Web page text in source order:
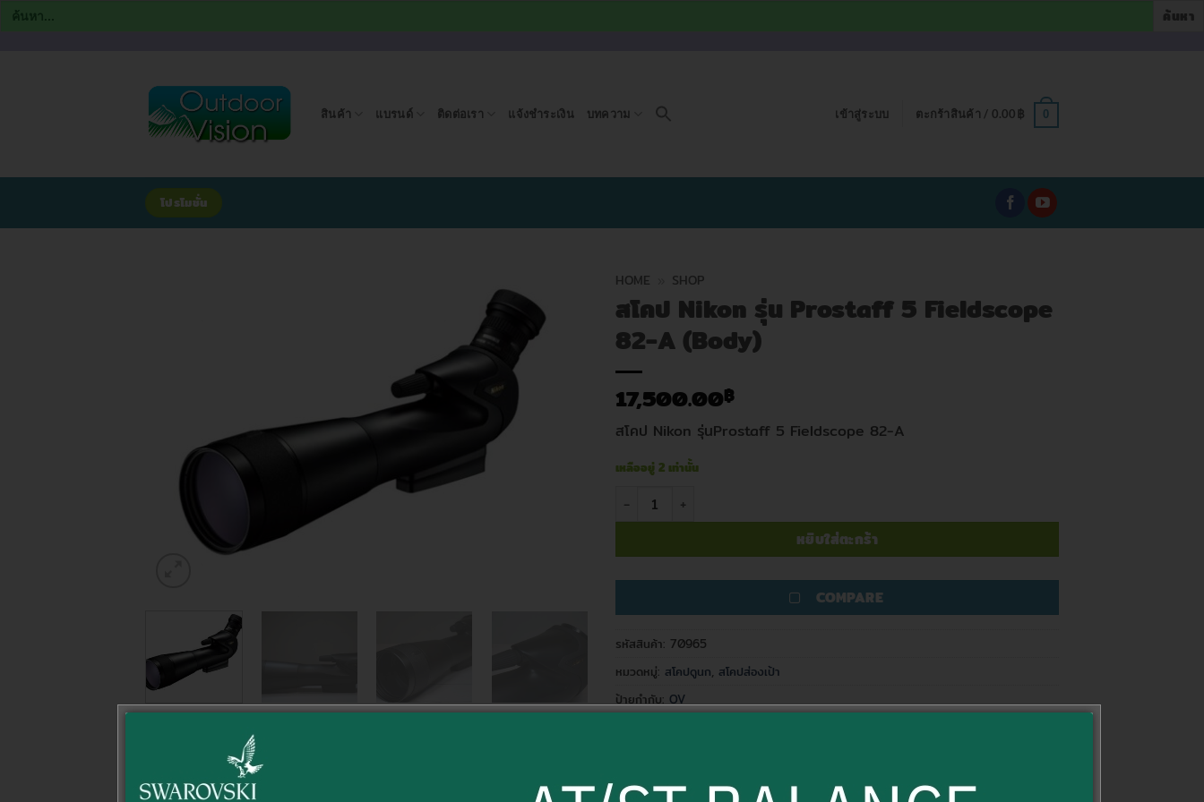
Search
for:
สินค้า แบรนด์ ติดต่อเรา แจ้งชำระเงิน บทความ เข้าสู่ระบบ ตะกร้าสินค้า / 0.00 ฿ 0
โปรโมชั่น
HOME SHOP
สโคป Nikon รุ่น Prostaff 5 Fieldscope
82-A (Body)
17,500.00฿
สโคป Nikon รุ่นProstaff 5 Fieldscope 82-A
เหลืออยู่ 2 เท่านั้น
จำนวน สโคป Nikon รุ่น Prostaff 5 Fieldscope 82-A (Body) ชิ้น
หยิบใส่ตะกร้า
COMPARE
รหัสสินค้า: 70965
หมวดหมู่: สโคปดูนก, สโคปส่องเป้า
ป้ายกำกับ: OV